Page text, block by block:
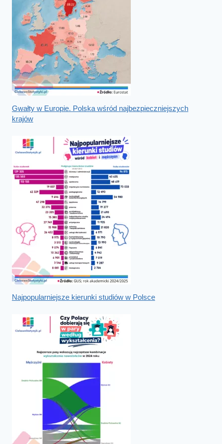
Gwałty w Europie. Polska wśród najbezpieczniejszych
krajów
Najpopularniejsze kierunki studiów w Polsce